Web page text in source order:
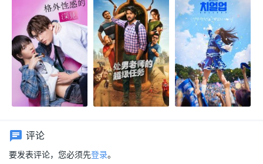
评论
要发表评论，您必须先登录。